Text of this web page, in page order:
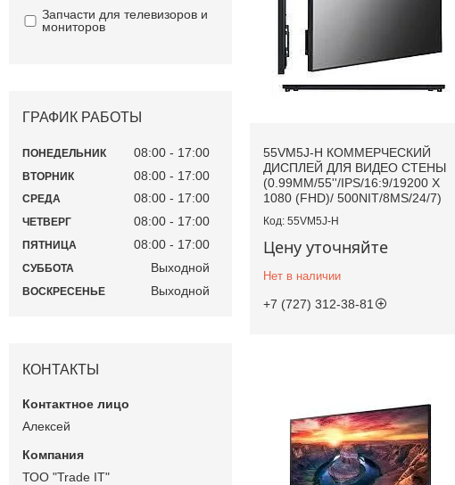
55VM5J-H КОММЕРЧЕСКИЙ
ДИСПЛЕЙ ДЛЯ ВИДЕО СТЕНЫ
(0.99MM/55''/IPS/16:9/19200 X
1080 (FHD)/ 500NIT/8MS/24/7)
55VM5J-H
Цену уточняйте
Нет в наличии
+7 (727) 312-38-81
Запчасти для телевизоров и
мониторов
ГРАФИК РАБОТЫ
ПОНЕДЕЛЬНИК 08:00 17:00
ВТОРНИК 08:00 17:00
СРЕДА 08:00 17:00
ЧЕТВЕРГ 08:00 17:00
ПЯТНИЦА 08:00 17:00
СУББОТА Выходной
ВОСКРЕСЕНЬЕ Выходной
КОНТАКТЫ
Алексей
ТОО "Trade IT"